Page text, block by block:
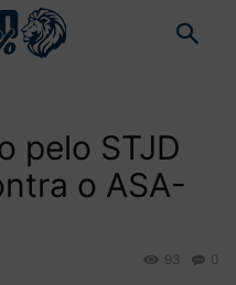
pelo STJD
o ASA-
0
93